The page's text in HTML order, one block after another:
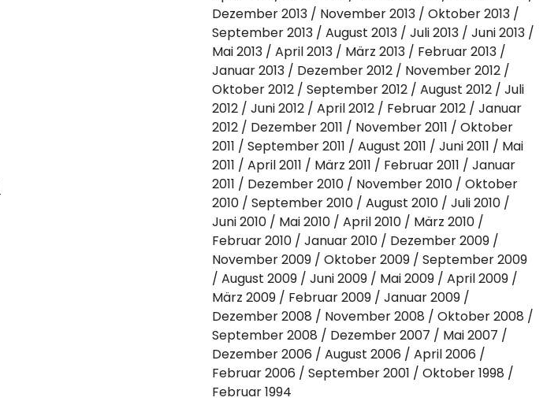
Dezember 2013
November 2013
Oktober 2013
September 2013
August 2013 Juli 2013
Juni 2013
Mai 2013
April 2013 März 2013
Februar 2013
Januar 2013
Dezember 2012
November 2012
Oktober 2012
September 2012 August 2012
Juli
2012
Juni 2012 April 2012 Februar 2012
Januar
2012
Dezember 2011 November 2011
Oktober
2011
September 2011 August 2011 Juni 2011
Mai
2011
April 2011 März 2011 Februar 2011
Januar
2011
Dezember 2010 November 2010
Oktober
2010
September 2010 August 2010
Juli 2010
Juni 2010
Mai 2010 April 2010
März 2010
Februar 2010
Januar 2010
Dezember 2009
November 2009
Oktober 2009
September 2009
August 2009
Juni 2009 Mai 2009
April 2009
März 2009
Februar 2009
Januar 2009
Dezember 2008
November 2008
Oktober 2008
September 2008
Dezember 2007
Mai 2007
Dezember 2006
August 2006
April 2006
Februar 2006
September 2001
Oktober 1998
Februar 1994